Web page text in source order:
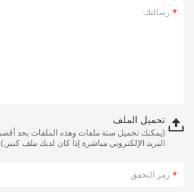
تحميل الملف
البريد الإلكتروني مباشرة إذا كان لديك ملف كبير.)